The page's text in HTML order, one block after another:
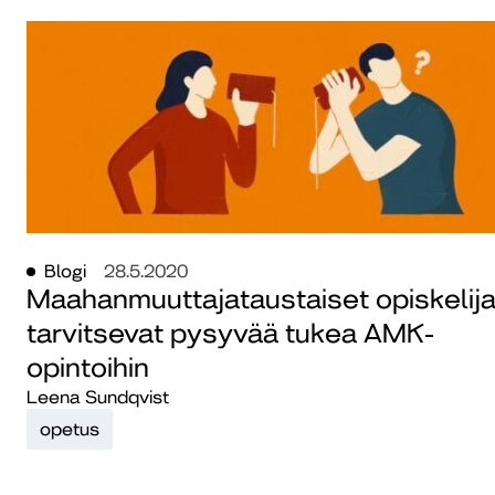
Blogi 28.5.2020
Maahanmuuttajataustaiset
tarvitsevat pysyvää tukea AMK-
opintoihin
Leena Sundqvist
opetus